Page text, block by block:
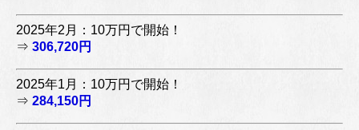
2025年2月：10万円で開始！
⇒ 306,720円
2025年1月：10万円で開始！
⇒ 284,150円